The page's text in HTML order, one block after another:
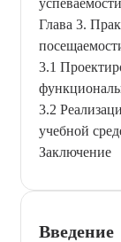
Глава 3.
3.1
3.2
учебной
Заключение
Введение